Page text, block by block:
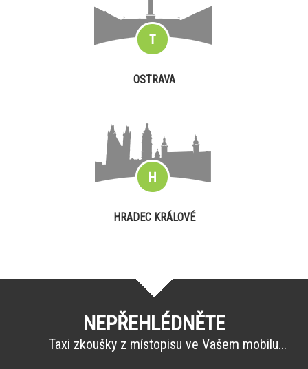
OSTRAVA
HRADEC KRÁLOVÉ
NEPŘEHLÉDNĚTE
Taxi zkoušky z místopisu ve Vašem mobilu...